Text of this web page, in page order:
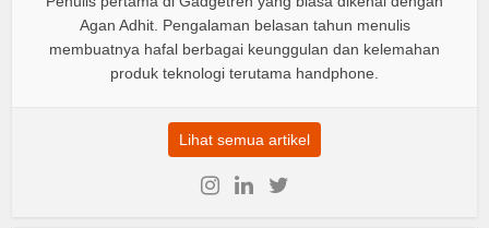
Agan Adhit. Pengalaman belasan tahun menulis
membuatnya hafal berbagai keunggulan dan kelemahan
produk teknologi terutama handphone.
Lihat semua artikel